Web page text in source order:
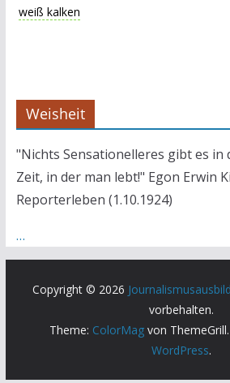
weiß kalken
Weisheit
"Nichts Sensationelleres gibt es in
Zeit, in der man lebt!" Egon Erwin
Reporterleben (1.10.1924)
…
Copyright © 2026
vorbehalten.
Theme: ColorMag von
WordPress.